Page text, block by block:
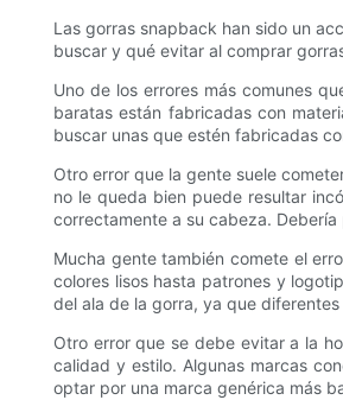
Las gorras snapback han sido un
buscar y qué evitar al comprar
Uno de los errores más comunes
baratas están fabricadas con
buscar unas que estén fabricadas
Otro error que la gente suele
no le queda bien puede resultar
correctamente a su cabeza.
Mucha gente también comete el
colores lisos hasta patrones y
del ala de la gorra, ya que
Otro error que se debe evitar a la
calidad y estilo. Algunas marcas
optar por una marca genérica más